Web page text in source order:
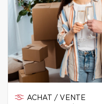
ACHAT / VENTE